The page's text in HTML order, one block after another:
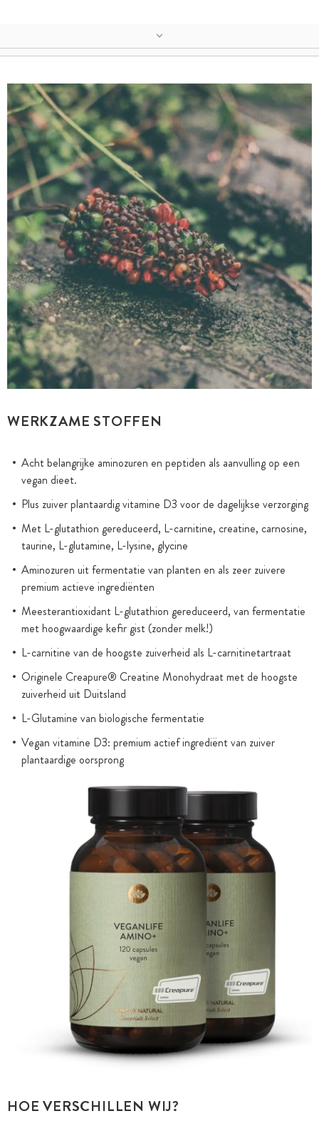
WERKZAME STOFFEN
Acht belangrijke aminozuren en peptiden als aanvulling op een
vegan dieet.
Plus zuiver plantaardig vitamine D3 voor de dagelijkse verzorging
Met L-glutathion gereduceerd, L-carnitine, creatine, carnosine,
taurine, L-glutamine, L-lysine, glycine
Aminozuren uit fermentatie van planten en als zeer zuivere
premium actieve ingrediënten
Meesterantioxidant L-glutathion gereduceerd, van fermentatie
met hoogwaardige kefir gist (zonder melk!)
L-carnitine van de hoogste zuiverheid als L-carnitinetartraat
Originele Creapure® Creatine Monohydraat met de hoogste
zuiverheid uit Duitsland
L-Glutamine van biologische fermentatie
Vegan vitamine D3: premium actief ingrediënt van zuiver
plantaardige oorsprong
HOE VERSCHILLEN WIJ?